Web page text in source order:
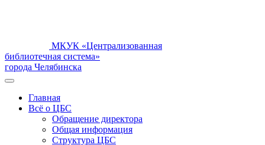
МКУК «Централизованная
библиотечная система»
города Челябинска
Главная
Всё о ЦБС
Обращение директора
Общая информация
Структура ЦБС